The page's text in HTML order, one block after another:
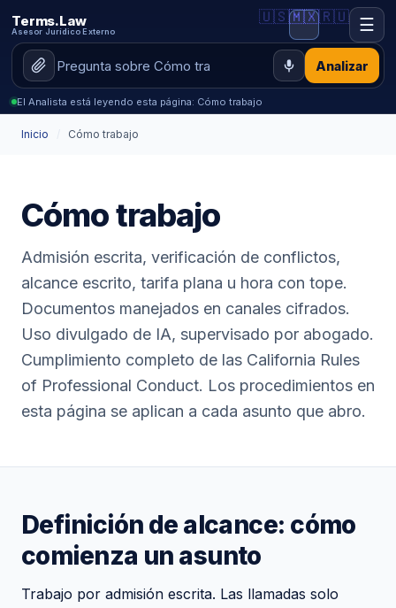
Terms.Law
Asesor Jurídico Externo
Analizar
🇺🇸🇲🇽🇷🇺 ☰
El Analista está leyendo esta página: Cómo trabajo
Inicio Cómo trabajo
Cómo trabajo
Admisión escrita, verificación de conflictos,
alcance escrito, tarifa plana u hora con tope.
Documentos manejados en canales cifrados.
Uso divulgado de IA, supervisado por abogado.
Cumplimiento completo de las California Rules
of Professional Conduct. Los procedimientos en
esta página se aplican a cada asunto que abro.
Definición de alcance: cómo
comienza un asunto
Trabajo por admisión escrita. Las llamadas solo